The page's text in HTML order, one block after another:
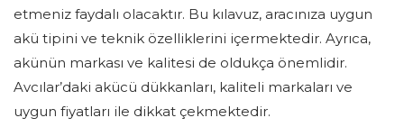
etmeniz faydalı olacaktır. Bu kılavuz, aracınıza uygun
akü tipini ve teknik özelliklerini içermektedir. Ayrıca,
akünün markası ve kalitesi de oldukça önemlidir.
Avcılar’daki akücü dükkanları, kaliteli markaları ve
uygun fiyatları ile dikkat çekmektedir.